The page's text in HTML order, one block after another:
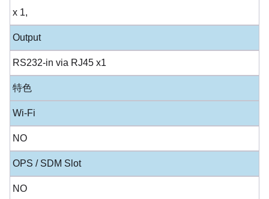
x 1,
Output
RS232-in via RJ45 x1
特色
Wi-Fi
NO
OPS / SDM Slot
NO